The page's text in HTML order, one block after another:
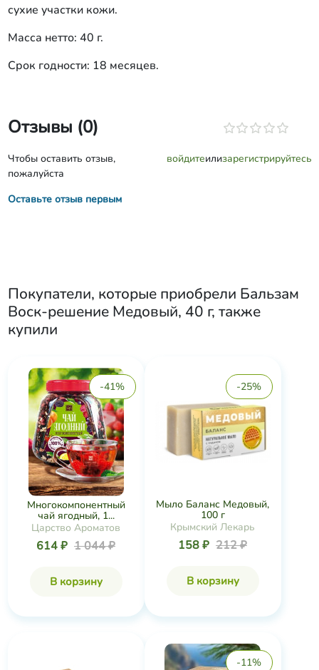
сухие участки кожи.
Масса нетто: 40 г.
Срок годности: 18 месяцев.
Отзывы (0)
Чтобы оставить отзыв,
пожалуйста
войдитеилизарегистрируйтесь
Оставьте отзыв первым
Покупатели, которые приобрели Бальзам
Воск-решение Медовый, 40 г, также
купили
-41%
Многокомпонентный
чай ягодный, 1...
Царство Ароматов
614 ₽ 1 044 ₽
В корзину
-25%
Мыло Баланс Медовый,
100 г
Крымский Лекарь
158 ₽ 212 ₽
В корзину
-11%